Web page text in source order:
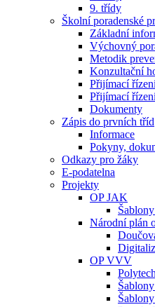
9. třídy
Školní poradenské
Základní
Výchovný
Metodik
Konzultační
Přijímací
Přijímací
Dokumenty
Zápis do prvních tříd
Informace
Pokyny,
Odkazy pro žáky
E-podatelna
Projekty
OP JAK
Národní plán
OP VVV